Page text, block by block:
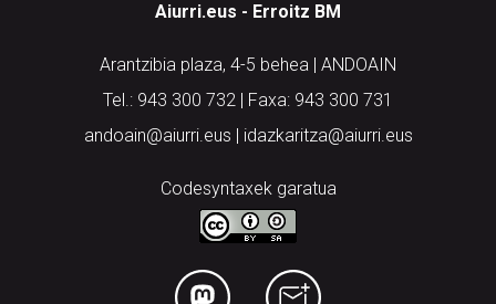
Aiurri.eus - Erroitz BM
Arantzibia plaza, 4-5 behea | ANDOAIN
Tel.: 943 300 732 | Faxa: 943 300 731
andoain@aiurri.eus | idazkaritza@aiurri.eus
Codesyntaxek garatua